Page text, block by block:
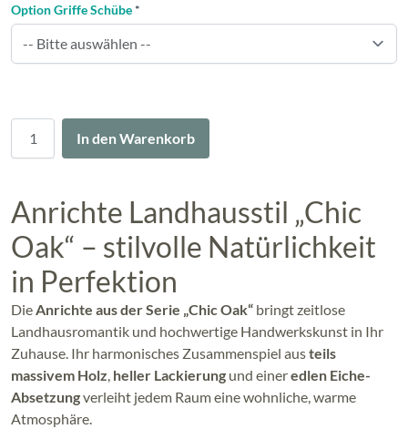
In den Warenkorb
Option Griffe Schübe *
Anrichte Landhausstil „Chic
Oak“ – stilvolle Natürlichkeit
in Perfektion
Die Anrichte aus der Serie „Chic Oak“ bringt zeitlose
Landhausromantik und hochwertige Handwerkskunst in Ihr
Zuhause. Ihr harmonisches Zusammenspiel austeils
massivem Holz heller Lackierung und eineredlen Eiche-
Absetzungverleiht jedem Raum eine wohnliche, warme
Atmosphäre.